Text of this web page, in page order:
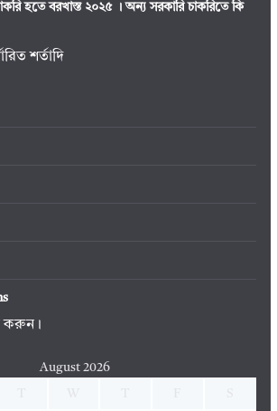
হতে বরখাস্ত ২০২৫ । অন্য সরকারি চাকরিতে কি
শর্তাদি
করুন।
August 2026